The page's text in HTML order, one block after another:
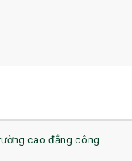
cao đẳng công